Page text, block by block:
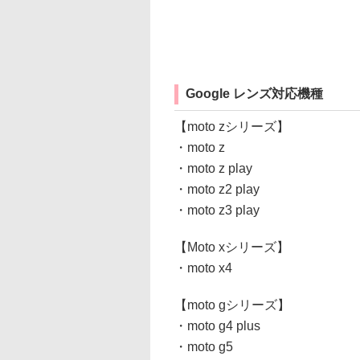
Google レンズ対応機種
【moto zシリーズ】
・moto z
・moto z play
・moto z2 play
・moto z3 play
【Moto xシリーズ】
・moto x4
【moto gシリーズ】
・moto g4 plus
・moto g5